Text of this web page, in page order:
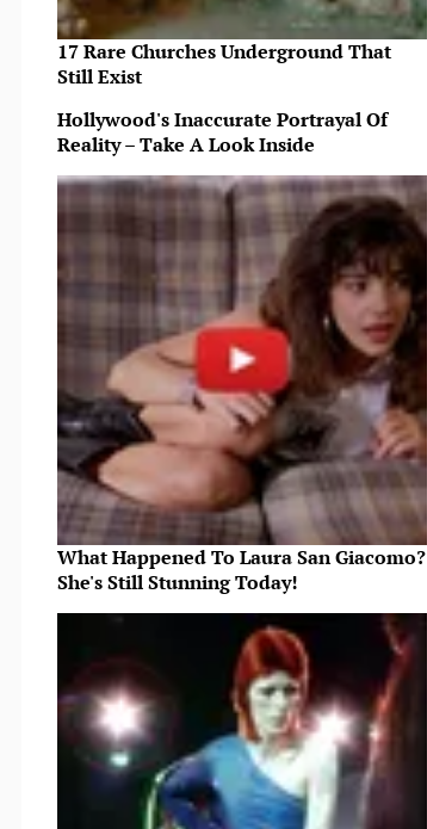
17 Rare Churches Underground That
Still Exist
Hollywood's Inaccurate Portrayal Of
Reality – Take A Look Inside
What Happened To Laura San Giacomo?
She's Still Stunning Today!